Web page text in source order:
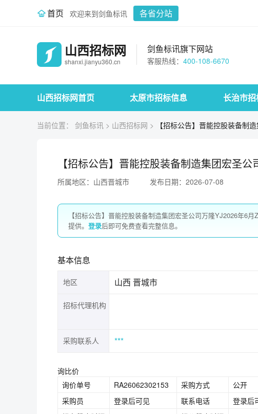
首页 欢迎来到剑鱼标讯 各省分站
山西招标网
shanxi.jianyu360.cn
剑鱼标讯旗下网站
客服热线： 400-108-6670
山西招标网首页 太原市招标信息 长治市
当前位置： 剑鱼标讯 > 山西招标网 > 【招标公告】晋能控股装备制
【招标公告】晋能控股装备制造集团宏圣
所属地区：山西晋城市 发布日期：2026-07-08
【招标公告】晋能控股装备制造集团宏圣公司万隆YJ2026年6
提供。 登录后即可免费查看完整信息。
基本信息
地区 山西 晋城市
招标代理机构
采购联系人 ***
询比价
询价单号
RA26062302153 采购方式
公开
采购员
登录后可见 联系电话
登录后